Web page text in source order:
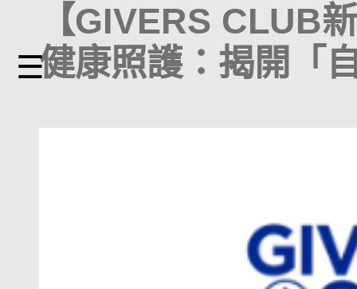
☰
【GIVERS CLUB
健康照護：揭開「